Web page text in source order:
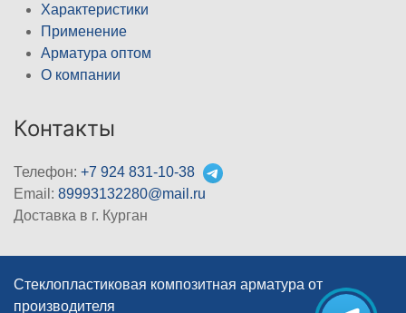
Характеристики
Применение
Арматура оптом
О компании
Контакты
Телефон: +7 924 831-10-38
Email: 89993132280@mail.ru
Доставка в г. Курган
Стеклопластиковая композитная арматура от
производителя